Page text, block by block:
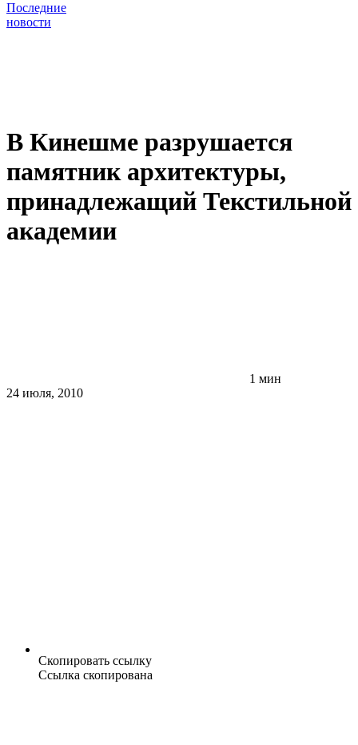
Последние
новости
В Кинешме разрушается
памятник архитектуры,
принадлежащий Текстильной
академии
1 мин
24 июля, 2010
Скопировать ссылку
Ссылка скопирована